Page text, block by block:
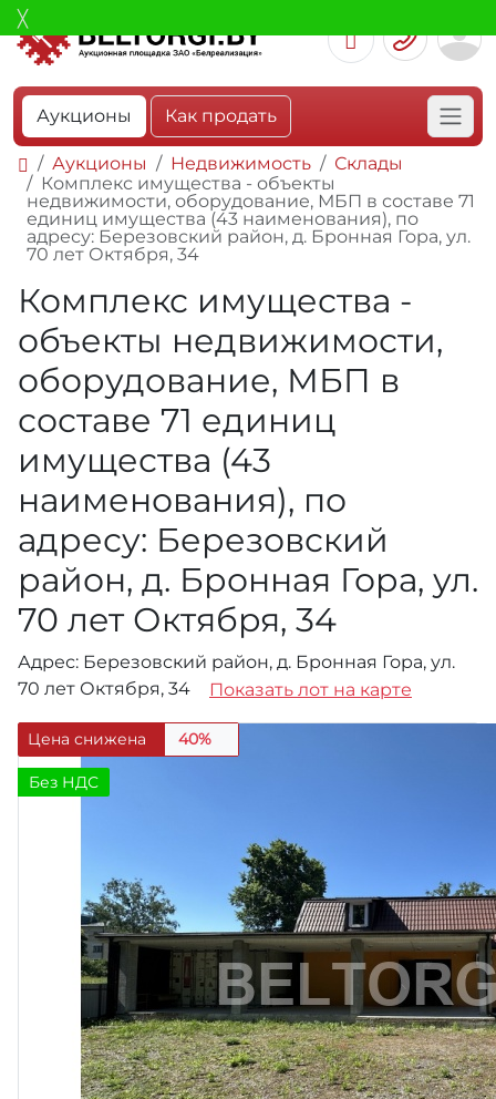
Аукционы Как продать
Аукционы Недвижимость
Склады
Комплекс имущества - объекты
недвижимости, оборудование, МБП в составе 71
единиц имущества (43 наименования), по
адресу: Березовский район, д. Бронная Гора, ул.
70 лет Октября, 34
Комплекс имущества -
объекты недвижимости,
оборудование, МБП в
составе 71 единиц
имущества (43
наименования), по
адресу: Березовский
район, д. Бронная Гора, ул.
70 лет Октября, 34
Адрес: Березовский район, д. Бронная Гора, ул.
70 лет Октября, 34
Показать лот на карте
Цена снижена 40%
Без НДС